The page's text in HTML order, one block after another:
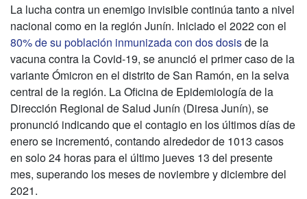
La lucha contra un enemigo invisible continúa tanto a nivel
nacional como en la región Junín. Iniciado el 2022 con el
80% de su población inmunizada con dos dosisde la
vacuna contra la Covid-19, se anunció el primer caso de la
variante Ómicron en el distrito de San Ramón, en la selva
central de la región. La Oficina de Epidemiología de la
Dirección Regional de Salud Junín (Diresa Junín), se
pronunció indicando que el contagio en los últimos días de
enero se incrementó, contando alrededor de 1013 casos
en solo 24 horas para el último jueves 13 del presente
mes, superando los meses de noviembre y diciembre del
2021.